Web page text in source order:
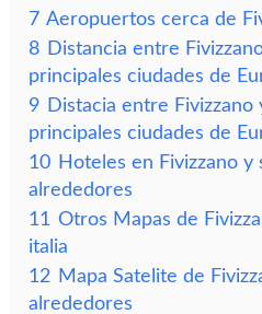
7 Aeropuertos cerca de
8 Distancia entre
principales ciudades de
9 Distacia entre Fivizzano
principales ciudades de
10 Hoteles en Fivizzano y
alrededores
11 Otros Mapas de
italia
12 Mapa Satelite de
alrededores